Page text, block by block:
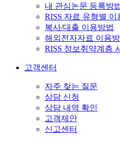
내 관심논문 등록방
RISS 자료 유형별 이
복사/대출 이용방법
해외전자자료 이용
RISS 정보취약계층
고객센터
자주 찾는 질문
상담 신청
상담 내역 확인
고객제안
신고센터